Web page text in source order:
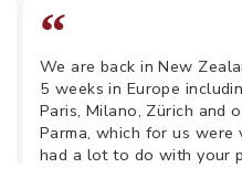
“
We are back in New
5 weeks in Europe
Paris, Milano, Zürich and
Parma, which for us were
had a lot to do with your